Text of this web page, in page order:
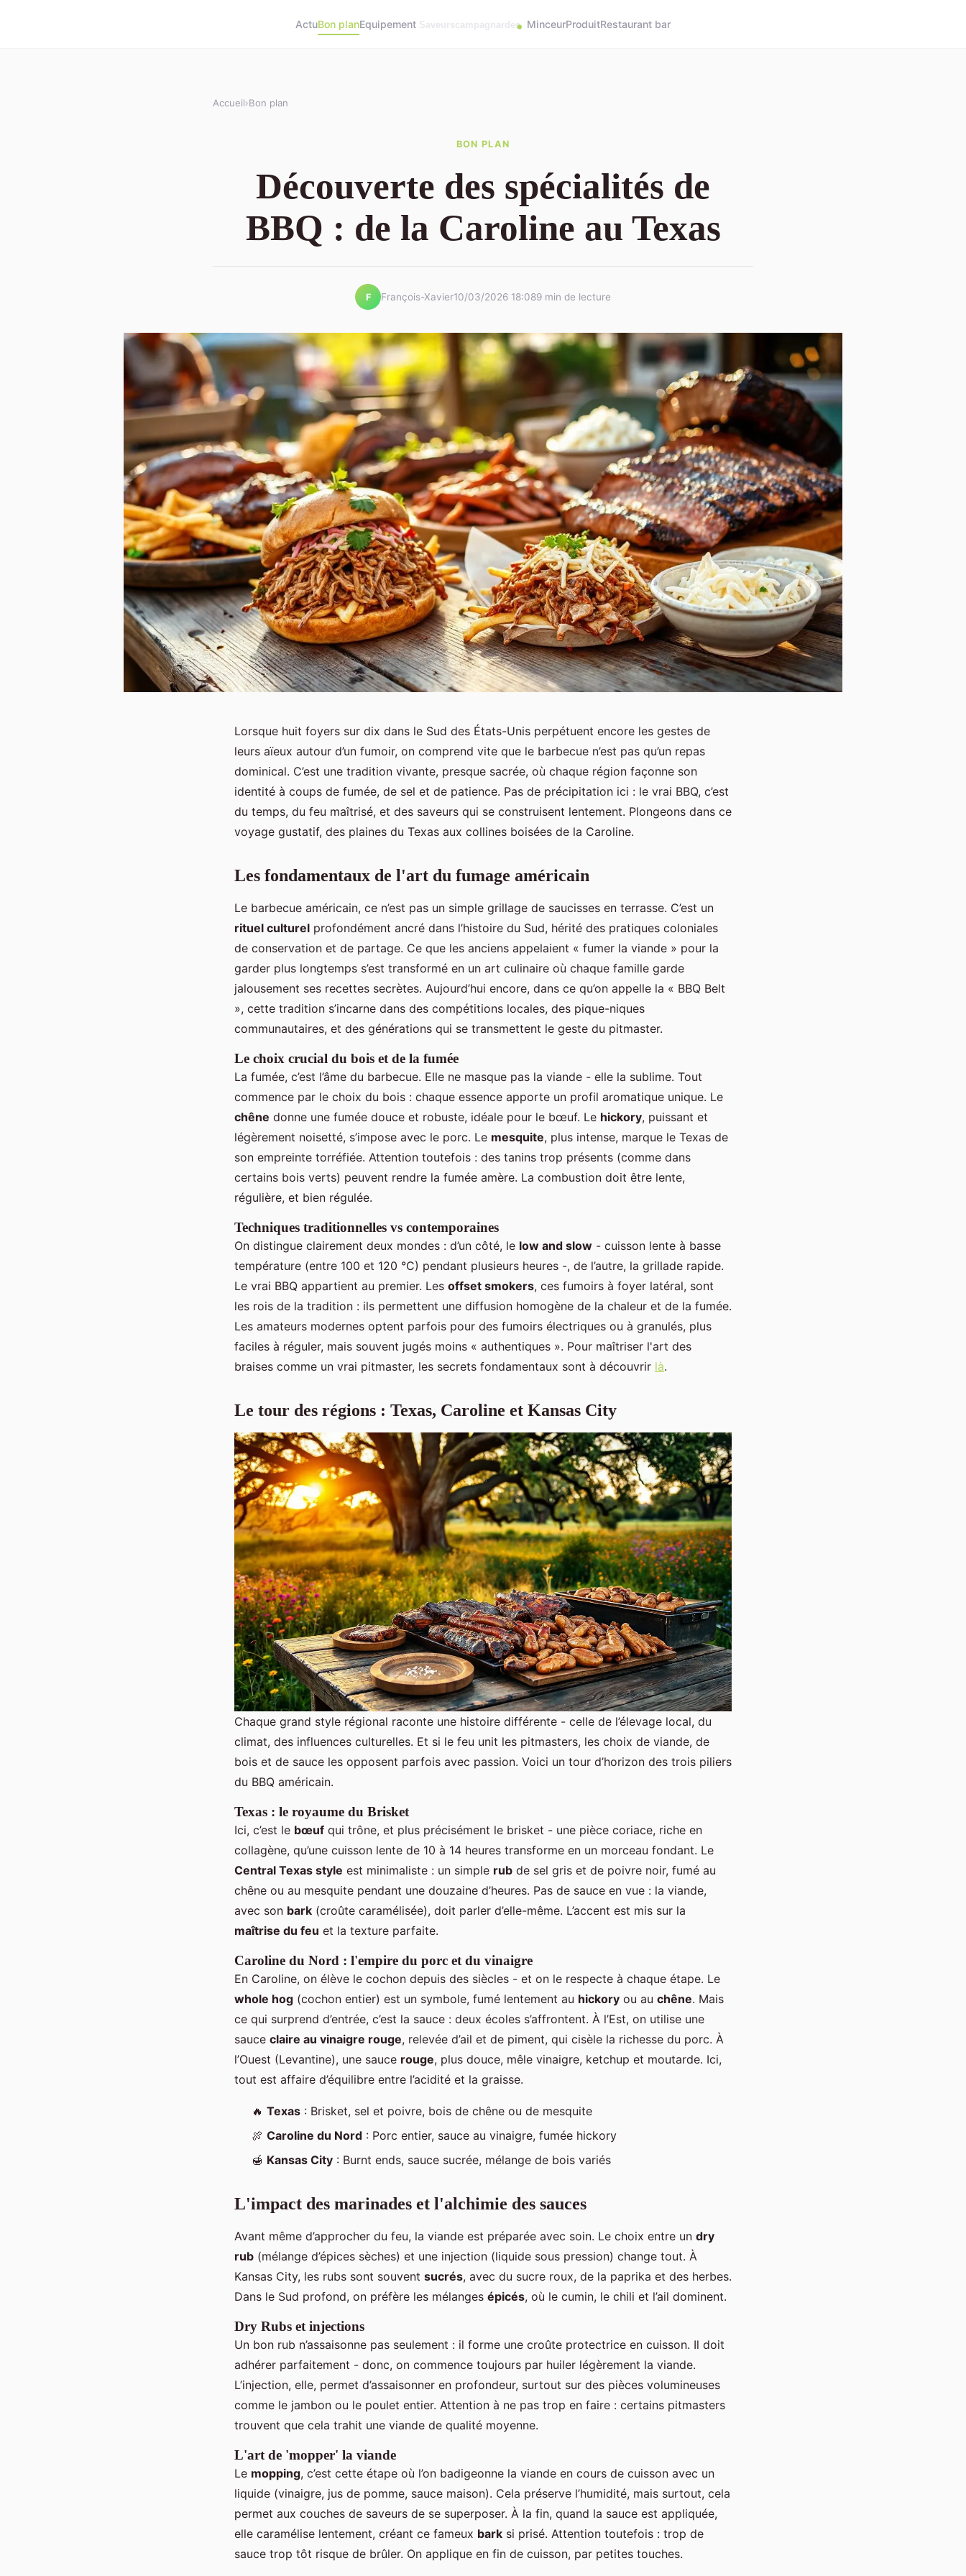
ActuBon planEquipement MinceurProduitRestaurant bar
Accueil›Bon plan
BON PLAN
Découverte des spécialités de
BBQ : de la Caroline au Texas
F François-Xavier10/03/2026 18:089 min de lecture
Lorsque huit foyers sur dix dans le Sud des États-Unis perpétuent encore les gestes de
leurs aïeux autour d’un fumoir, on comprend vite que le barbecue n’est pas qu’un repas
dominical. C’est une tradition vivante, presque sacrée, où chaque région façonne son
identité à coups de fumée, de sel et de patience. Pas de précipitation ici : le vrai BBQ, c’est
du temps, du feu maîtrisé, et des saveurs qui se construisent lentement. Plongeons dans ce
voyage gustatif, des plaines du Texas aux collines boisées de la Caroline.
Les fondamentaux de l'art du fumage américain
Le barbecue américain, ce n’est pas un simple grillage de saucisses en terrasse. C’est un
rituel culturel profondément ancré dans l’histoire du Sud, hérité des pratiques coloniales
de conservation et de partage. Ce que les anciens appelaient « fumer la viande » pour la
garder plus longtemps s’est transformé en un art culinaire où chaque famille garde
jalousement ses recettes secrètes. Aujourd’hui encore, dans ce qu’on appelle la « BBQ Belt
», cette tradition s’incarne dans des compétitions locales, des pique-niques
communautaires, et des générations qui se transmettent le geste du pitmaster.
Le choix crucial du bois et de la fumée
La fumée, c’est l’âme du barbecue. Elle ne masque pas la viande - elle la sublime. Tout
commence par le choix du bois : chaque essence apporte un profil aromatique unique. Le
chêne donne une fumée douce et robuste, idéale pour le bœuf. Le hickory, puissant et
légèrement noisetté, s’impose avec le porc. Le mesquite, plus intense, marque le Texas de
son empreinte torréfiée. Attention toutefois : des tanins trop présents (comme dans
certains bois verts) peuvent rendre la fumée amère. La combustion doit être lente,
régulière, et bien régulée.
Techniques traditionnelles vs contemporaines
On distingue clairement deux mondes : d’un côté, le low and slow - cuisson lente à basse
température (entre 100 et 120 °C) pendant plusieurs heures -, de l’autre, la grillade rapide.
Le vrai BBQ appartient au premier. Les offset smokers, ces fumoirs à foyer latéral, sont
les rois de la tradition : ils permettent une diffusion homogène de la chaleur et de la fumée.
Les amateurs modernes optent parfois pour des fumoirs électriques ou à granulés, plus
faciles à réguler, mais souvent jugés moins « authentiques ». Pour maîtriser l'art des
braises comme un vrai pitmaster, les secrets fondamentaux sont à découvrir là.
Le tour des régions : Texas, Caroline et Kansas City
Chaque grand style régional raconte une histoire différente - celle de l’élevage local, du
climat, des influences culturelles. Et si le feu unit les pitmasters, les choix de viande, de
bois et de sauce les opposent parfois avec passion. Voici un tour d’horizon des trois piliers
du BBQ américain.
Texas : le royaume du Brisket
Ici, c’est le bœuf qui trône, et plus précisément le brisket - une pièce coriace, riche en
collagène, qu’une cuisson lente de 10 à 14 heures transforme en un morceau fondant. Le
Central Texas style est minimaliste : un simple rub de sel gris et de poivre noir, fumé au
chêne ou au mesquite pendant une douzaine d’heures. Pas de sauce en vue : la viande,
avec son bark (croûte caramélisée), doit parler d’elle-même. L’accent est mis sur la
maîtrise du feu et la texture parfaite.
Caroline du Nord : l'empire du porc et du vinaigre
En Caroline, on élève le cochon depuis des siècles - et on le respecte à chaque étape. Le
whole hog (cochon entier) est un symbole, fumé lentement au hickory ou au chêne. Mais
ce qui surprend d’entrée, c’est la sauce : deux écoles s’affrontent. À l’Est, on utilise une
sauce claire au vinaigre rouge, relevée d’ail et de piment, qui cisèle la richesse du porc. À
l’Ouest (Levantine), une sauce rouge, plus douce, mêle vinaigre, ketchup et moutarde. Ici,
tout est affaire d’équilibre entre l’acidité et la graisse.
🔥 Texas : Brisket, sel et poivre, bois de chêne ou de mesquite
🍖 Caroline du Nord : Porc entier, sauce au vinaigre, fumée hickory
🍯 Kansas City : Burnt ends, sauce sucrée, mélange de bois variés
L'impact des marinades et l'alchimie des sauces
Avant même d’approcher du feu, la viande est préparée avec soin. Le choix entre un dry
rub (mélange d’épices sèches) et une injection (liquide sous pression) change tout. À
Kansas City, les rubs sont souvent sucrés, avec du sucre roux, de la paprika et des herbes.
Dans le Sud profond, on préfère les mélanges épicés, où le cumin, le chili et l’ail dominent.
Dry Rubs et injections
Un bon rub n’assaisonne pas seulement : il forme une croûte protectrice en cuisson. Il doit
adhérer parfaitement - donc, on commence toujours par huiler légèrement la viande.
L’injection, elle, permet d’assaisonner en profondeur, surtout sur des pièces volumineuses
comme le jambon ou le poulet entier. Attention à ne pas trop en faire : certains pitmasters
trouvent que cela trahit une viande de qualité moyenne.
L'art de 'mopper' la viande
Le mopping, c’est cette étape où l’on badigeonne la viande en cours de cuisson avec un
liquide (vinaigre, jus de pomme, sauce maison). Cela préserve l’humidité, mais surtout, cela
permet aux couches de saveurs de se superposer. À la fin, quand la sauce est appliquée,
elle caramélise lentement, créant ce fameux bark si prisé. Attention toutefois : trop de
sauce trop tôt risque de brûler. On applique en fin de cuisson, par petites touches.